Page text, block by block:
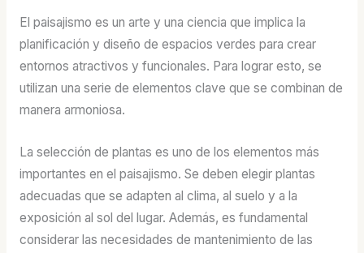
El paisajismo es un arte y una ciencia que implica la
planificación y diseño de espacios verdes para crear
entornos atractivos y funcionales. Para lograr esto, se
utilizan una serie de elementos clave que se combinan de
manera armoniosa.
La selección de plantas es uno de los elementos más
importantes en el paisajismo. Se deben elegir plantas
adecuadas que se adapten al clima, al suelo y a la
exposición al sol del lugar. Además, es fundamental
considerar las necesidades de mantenimiento de las